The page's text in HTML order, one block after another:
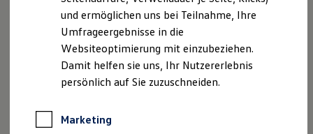
Anpfiff zum Gewinn
Elektromobilität
Elektroautos
ID. Tutorials
Elektrofahrzeugkonzepte
ID. EVERY1
Reichweite
Rekuperation
Telefon: 04821 / 40 00-0
Fax: 04821 / 40 00-20
E-Mail:info@eskildsen.sh
Geschäftsführung: Nina Eskildsen, Ilka Eskildsen-
Strohbecke, Lena Marie Dühring
USt.-ID: DE 134771825
Handelsregister: Amtsgericht Pinneberg, HRB 1699 IZ
und ermöglichen uns bei Teilnahme, Ihre
Umfrageergebnisse in die
Websiteoptimierung mit einzubeziehen.
Damit helfen sie uns, Ihr Nutzererlebnis
persönlich auf Sie zuzuschneiden.
Marketing